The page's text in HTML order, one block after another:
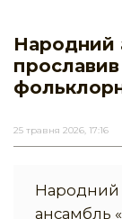
Народний
25 травня 2026, 17:16
Народний
ансамбль